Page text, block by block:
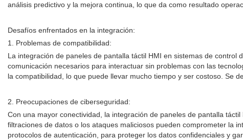
análisis predictivo y la mejora continua, lo que da como resultado
Desafíos enfrentados en la integración:
1. Problemas de compatibilidad:
La integración de paneles de pantalla táctil HMI en sistemas de
comunicación necesarios para interactuar sin problemas con las
la compatibilidad, lo que puede llevar mucho tiempo y ser costoso. Se
2. Preocupaciones de ciberseguridad:
Con una mayor conectividad, la integración de paneles de pantalla
filtraciones de datos o los ataques maliciosos pueden comprometer la
protocolos de autenticación, para proteger los datos confidenciales y